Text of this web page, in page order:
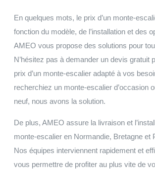
En quelques mots, le prix d’un monte-
fonction du modèle, de l’installation et des
AMEO vous propose des solutions pour
N’hésitez pas à demander un devis gratuit
prix d’un monte-escalier adapté à vos
recherchiez un monte-escalier d’occasion
neuf, nous avons la solution.
De plus, AMEO assure la livraison et
monte-escalier en Normandie, Bretagne et
Nos équipes interviennent rapidement et
vous permettre de profiter au plus vite de